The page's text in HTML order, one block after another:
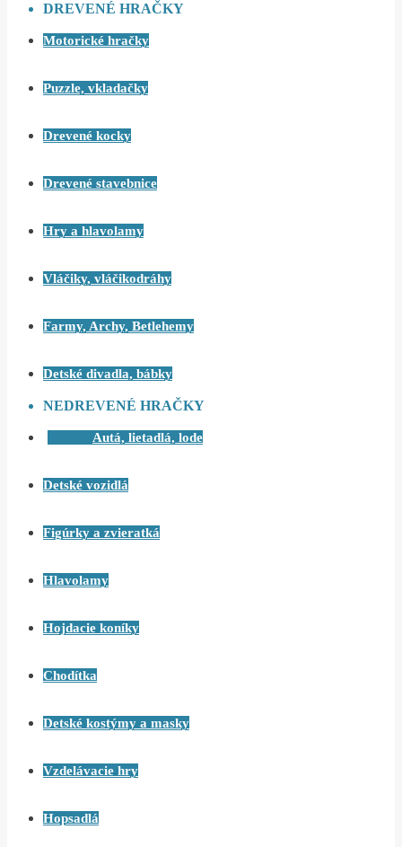
DREVENÉ HRAČKY
Motorické hračky
Puzzle, vkladačky
Drevené kocky
Drevené stavebnice
Hry a hlavolamy
Vláčiky, vláčikodráhy
Farmy, Archy, Betlehemy
Detské divadla, bábky
NEDREVENÉ HRAČKY
Autá, lietadlá, lode
Detské vozidlá
Figúrky a zvieratká
Hlavolamy
Hojdacie koníky
Chodítka
Detské kostýmy a masky
Vzdelávacie hry
Hopsadlá